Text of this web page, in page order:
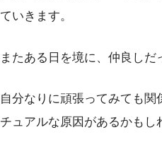
ていきます。
またある日を境に、仲良しだ
自分なりに頑張ってみても
チュアルな原因があるかもし